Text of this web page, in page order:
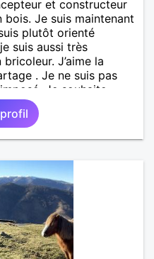
et constructeur
Je suis maintenant
plutôt orienté
suis aussi très
J’aime la
. Je ne suis pas
Je souhaite
partager,
et se soutenir
meilleur de soi-même
nouveau à l'ile de la